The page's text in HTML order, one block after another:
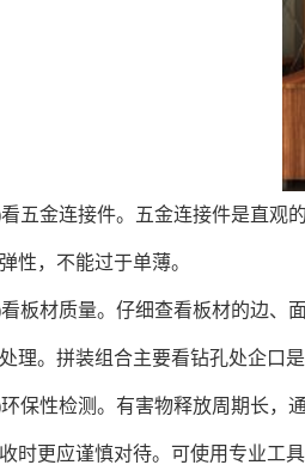
金连接件。五金连接件是直观的
性，不能过于单薄。
材质量。仔细查看板材的边、面
理。拼装组合主要看钻孔处企口
性检测。有害物释放周期长，通
时更应谨慎对待。可使用专业工